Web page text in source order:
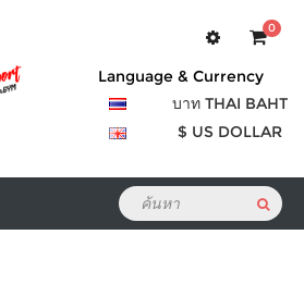
0
Language & Currency
บาท THAI BAHT
$ US DOLLAR